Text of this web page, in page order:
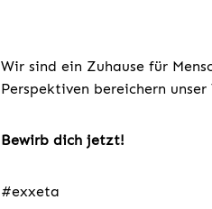
Wir sind ein Zuhause für
Perspektiven bereichern
Bewirb dich jetzt!
#exxeta